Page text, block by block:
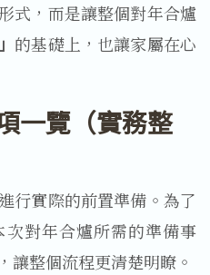
式，而是讓整個對年合爐
的基礎上，也讓家屬在心
一覽（實務整
行實際的前置準備。為了
對年合爐所需的準備事
讓整個流程更清楚明瞭。